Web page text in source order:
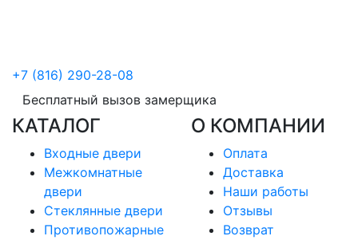
+7 (816) 290-28-08
Бесплатный вызов замерщика
КАТАЛОГ
Входные двери
Межкомнатные
двери
Стеклянные двери
Противопожарные
О КОМПАНИИ
Оплата
Доставка
Наши работы
Отзывы
Возврат